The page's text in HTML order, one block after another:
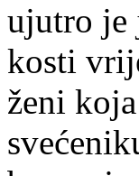
ujutro je
kosti
ženi